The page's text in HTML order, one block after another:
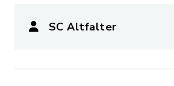
SC Altfalter